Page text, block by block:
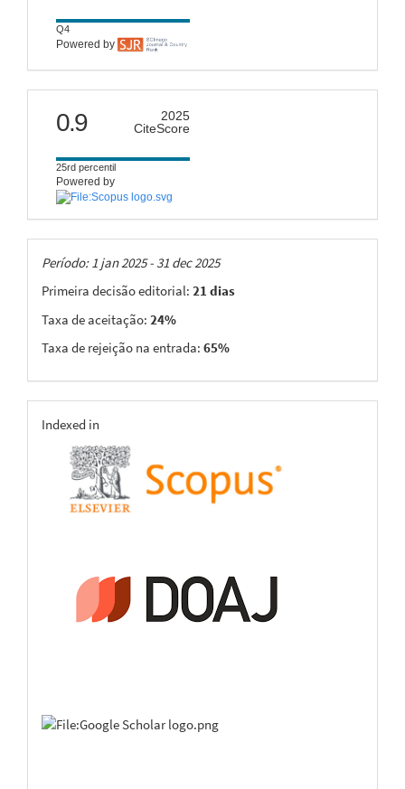
Q4
Powered by
citescore
0.9
2025
CiteScore
25rd percentil
Powered by
Taxas
Período: 1 jan 2025 - 31 dec 2025
Primeira decisão editorial: 21 dias
Taxa de aceitação: 24%
Taxa de rejeição na entrada: 65%
indexing
Indexed in